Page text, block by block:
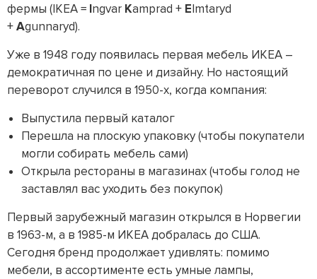
фермы (IKEA = Ingvar Kamprad + Elmtaryd
+Agunnaryd).
Уже в 1948 году появилась первая мебель ИКЕА –
демократичная по цене и дизайну. Но настоящий
переворот случился в 1950-х, когда компания:
Выпустила первый каталог
Перешла на плоскую упаковку (чтобы покупатели
могли собирать мебель сами)
Открыла рестораны в магазинах (чтобы голод не
заставлял вас уходить без покупок)
Первый зарубежный магазин открылся в Норвегии
в 1963-м, а в 1985-м ИКЕА добралась до США.
Сегодня бренд продолжает удивлять: помимо
мебели, в ассортименте есть умные лампы,